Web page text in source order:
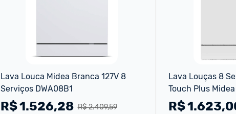
Lava Louca Midea Branca 127V 8
Serviços DWA08B1
R$ 2.409,59
R$1.526,28
Lava Louças 8
Touch Plus Midea
R$